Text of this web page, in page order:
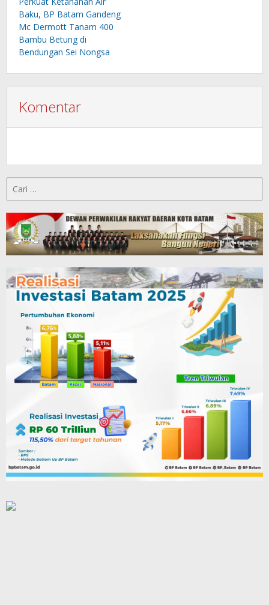
Baku, BP Batam Gandeng
Mc Dermott Tanam 400
Bambu Betung di
Bendungan Sei Nongsa
Komentar
untuk: